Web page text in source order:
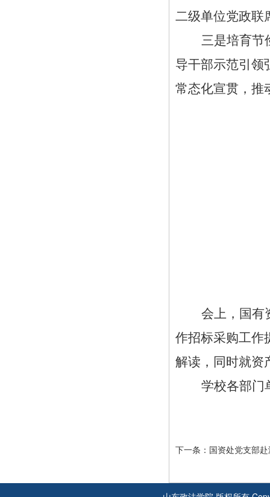
二级单位党政联
三是培育节
导干部示范引领
常态化宣贯，推
会上，国有
作招标采购工作
解读，同时就资
学校各部门
下一条： 国资处党支部